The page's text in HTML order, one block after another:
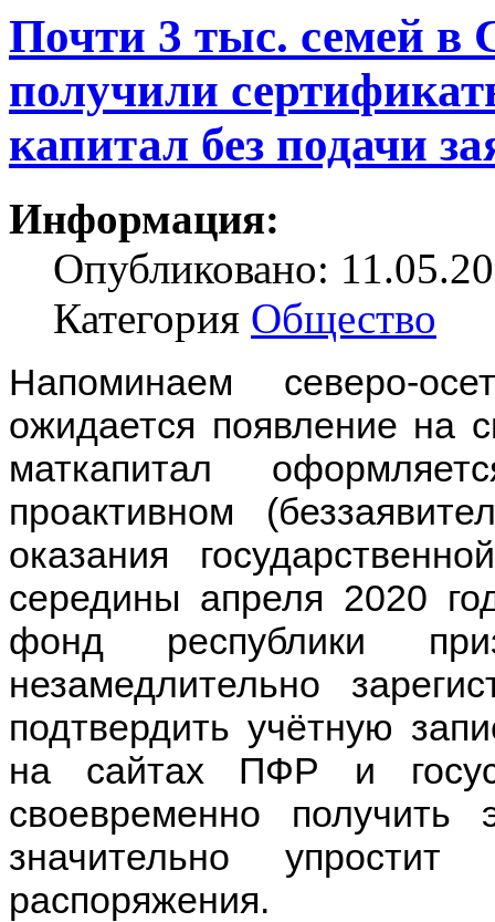
Почти 3 тыс. семей в
получили
капитал без подачи
Информация:
Опубликовано:
Категория Общество
Напоминаем северо-
ожидается появление на
маткапитал
проактивном
оказания
середины апреля 2020
фонд республики
незамедлительно
подтвердить учётную
на сайтах ПФР и
своевременно получить
значительно
распоряжения.